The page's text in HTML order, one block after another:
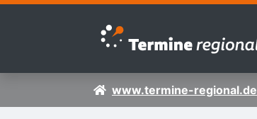
Zur Navigation springen
Zum Inhalt springen
www.termine-regional.de